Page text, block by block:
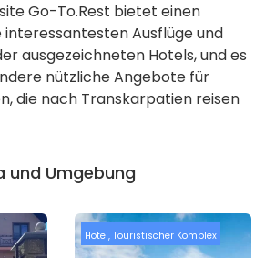
Go-To.Rest bietet einen
Ausflüge und
ausgezeichneten Hotels, und es
nützliche Angebote für
die nach Transkarpatien reisen
und Umgebung
Hotel, Touristischer Komplex